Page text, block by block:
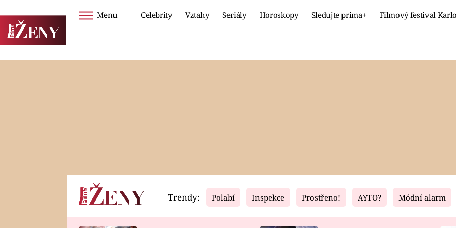
Menu Celebrity Vztahy Seriály Horoskopy Sledujte prima+ Filmový festival
Horoskopy Video Fresh Living
Trendy: Polabí Inspekce Prostřeno! AYTO? Módní alarm